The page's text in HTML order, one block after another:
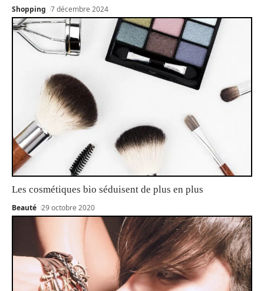
Shopping 7 décembre 2024
Les cosmétiques bio séduisent de plus en plus
Beauté 29 octobre 2020